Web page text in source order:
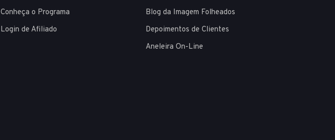
Conheça o Programa
Login de Afiliado
Blog da Imagem Folheados
Depoimentos de Clientes
Aneleira On-Line